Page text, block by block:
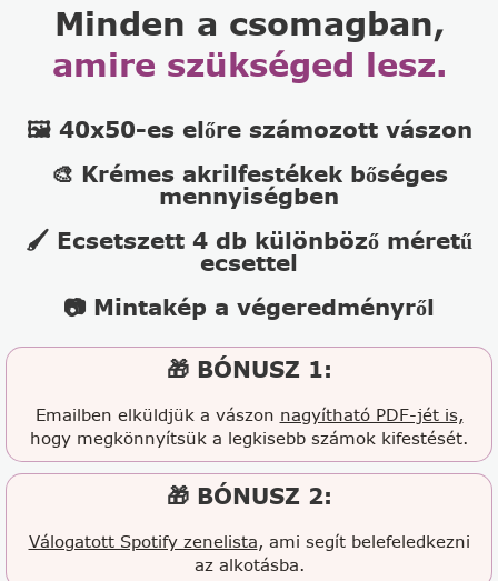
Minden a csomagban,
amire szükséged lesz.
🖼️ 40x50-es előre számozott vászon
🎨 Krémes akrilfestékek bőséges
mennyiségben
🖌️ Ecsetszett 4 db különböző méretű
ecsettel
📷 Mintakép a végeredményről
🎁 BÓNUSZ 1:
Emailben elküldjük a vászon nagyítható PDF-jét is,
hogy megkönnyítsük a legkisebb számok kifestését.
🎁 BÓNUSZ 2:
Válogatott Spotify zenelista, ami segít belefeledkezni
az alkotásba.